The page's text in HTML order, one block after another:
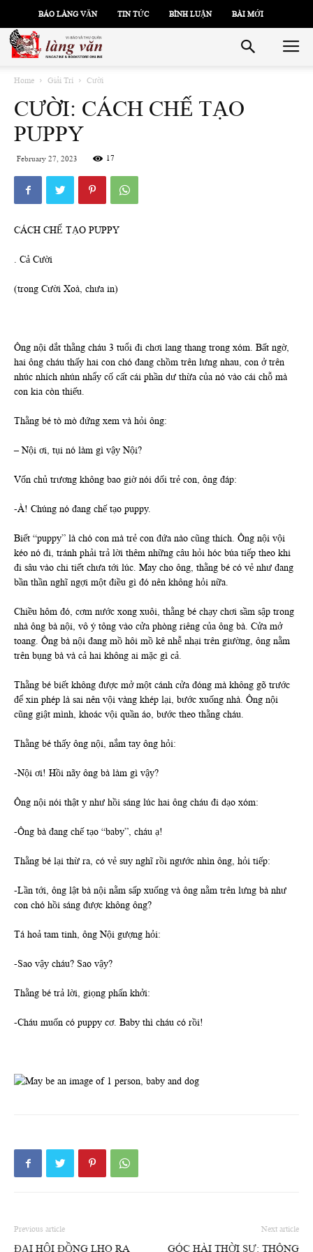
BÁO LÀNG VĂN TIN TỨC BÌNH LUẬN BÀI MỚI
Home Giải Trí Cười
CƯỜI: CÁCH CHẾ TẠO
PUPPY
February 27, 2023 17
CÁCH CHẾ TẠO PUPPY
. Cả Cười
(trong Cười Xoà, chưa in)
Ông nội dắt thằng cháu 3 tuổi đi chơi lang thang trong xóm. Bất ngờ,
hai ông cháu thấy hai con chó đang chồm trên lưng nhau, con ở trên
nhúc nhích nhún nhẩy cố cất cái phần dư thừa của nó vào cái chỗ mà
con kia còn thiếu.
Thằng bé tò mò đứng xem và hỏi ông:
– Nội ơi, tụi nó làm gì vậy Nội?
Vốn chủ trương không bao giờ nói dối trẻ con, ông đáp:
-À! Chúng nó đang chế tạo puppy.
Biết “puppy” là chó con mà trẻ con đứa nào cũng thích. Ông nội vội
kéo nó đi, tránh phải trả lời thêm những câu hỏi hóc búa tiếp theo khi
đi sâu vào chi tiết chưa tới lúc. May cho ông, thằng bé có vẻ như đang
bần thần nghĩ ngợi một điều gì đó nên không hỏi nữa.
Chiều hôm đó, cơm nước xong xuôi, thằng bé chạy chơi sầm sập trong
nhà ông bà nội, vô ý tông vào cửa phòng riêng của ông bà. Cửa mở
toang. Ông bà nội đang mồ hôi mồ kê nhễ nhại trên giường, ông nằm
trên bụng bà và cả hai không ai mặc gì cả.
Thằng bé biết không được mở một cánh cửa đóng mà không gõ trước
để xin phép là sai nên vội vàng khép lại, bước xuống nhà. Ông nội
cũng giật mình, khoác vội quần áo, bước theo thằng cháu.
Thằng bé thấy ông nội, nắm tay ông hỏi:
-Nội ơi! Hồi nãy ông bà làm gì vậy?
Ông nội nói thật y như hồi sáng lúc hai ông cháu đi dạo xóm:
-Ông bà đang chế tạo “baby”, cháu ạ!
Thằng bé lại thừ ra, có vẻ suy nghĩ rồi ngước nhìn ông, hỏi tiếp:
-Lần tới, ông lật bà nội nằm sấp xuống và ông nằm trên lưng bà như
con chó hồi sáng được không ông?
Tá hoả tam tinh, ông Nội gượng hỏi:
-Sao vậy cháu? Sao vậy?
Thằng bé trả lời, giọng phấn khởi:
-Cháu muốn có puppy cơ. Baby thì cháu có rồi!
Previous article
ĐẠI HỘI ĐỒNG LHQ RA
Next article
GÓC HÀI THỜI SỰ: THÔNG